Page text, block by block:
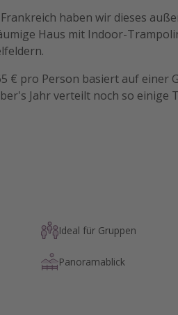
haben wir dieses
Haus mit Indoor-
€ pro Person basiert auf einer
Jahr verteilt noch so einige
Ideal für Gruppen
Panoramablick